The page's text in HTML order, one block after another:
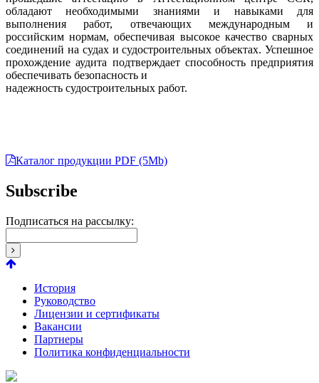
обладают необходимыми знаниями и навыками для
выполнения работ, отвечающих международным и
российским нормам, обеспечивая высокое качество сварных
соединений на судах и судостроительных объектах. Успешное
прохождение аудита подтверждает способность предприятия
обеспечивать безопасность и
надежность судостроительных работ.
Каталог продукции PDF (5Mb)
Subscribe
Подписаться на рассылку:
История
Руководство
Лицензии и сертификаты
Вакансии
Партнеры
Политика конфиденциальности